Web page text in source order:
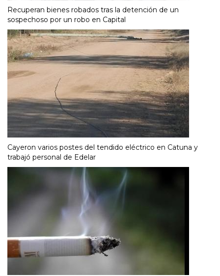
Recuperan bienes robados tras la detención de un
sospechoso por un robo en Capital
Cayeron varios postes del tendido eléctrico en Catuna y
trabajó personal de Edelar